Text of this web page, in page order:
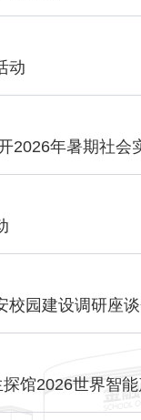
动
2026年暑期社会
校园建设调研座
馆2026世界智